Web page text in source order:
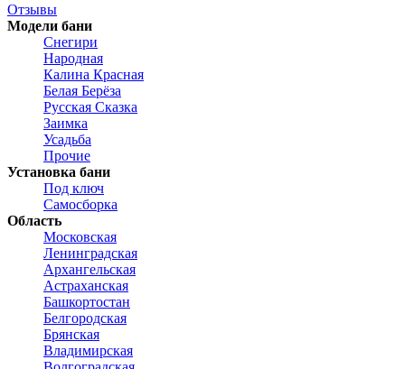
Отзывы
Модели бани
Снегири
Народная
Калина Красная
Белая Берёза
Русская Сказка
Заимка
Усадьба
Прочие
Установка бани
Под ключ
Самосборка
Область
Московская
Ленинградская
Архангельская
Астраханская
Башкортостан
Белгородская
Брянская
Владимирская